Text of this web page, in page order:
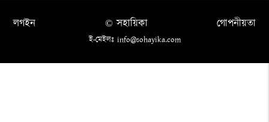
লগইন গোপনীয়তা
© সহায়িকা
ই-মেইলঃ info@sohayika.com